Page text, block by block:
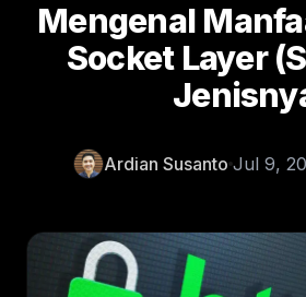
Mengenal
Socket Layer
Ardian Susanto Jul 9,